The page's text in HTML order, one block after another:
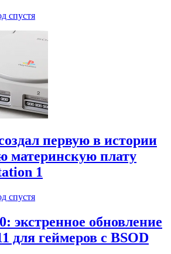
спустя
первую в истории
материнскую плату
1
спустя
экстренное обновление
для геймеров с BSOD